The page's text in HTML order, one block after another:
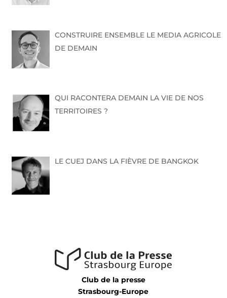
CONSTRUIRE ENSEMBLE LE MEDIA AGRICOLE
DE DEMAIN
QUI RACONTERA DEMAIN LA VIE DE NOS
TERRITOIRES ?
LE CUEJ DANS LA FIÈVRE DE BANGKOK
Club de la presse
Strasbourg-Europe